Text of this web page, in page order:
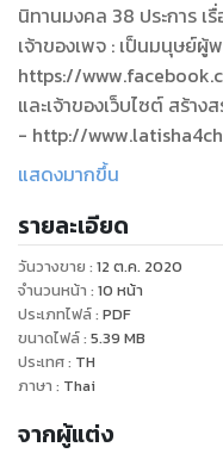
นิทานมงคล 38 ประการ เ
เจ้าของเพจ : เป็นมนุษย์
https://
และเจ้าของเว็บไซต์ สร้าง
- http://
- http://
-------------------
นิทานเรื่องนี้จะให้คุณถาม
คำตอบคือ
บุญ คือสิ่งซึ่งเกิดขึ้นในจิตใ
ความเศร้าหมองขุ่นมัว ก้าวขึ้นสู่ภูมิที่ดี เกิดขึ้นจากการที่ใจสงบ
ทำให้เลือกคิดเฉพาะสิ่งที่ดี ที่ถู
แสดงมากขึ้น
รายละเอียด
วันวางขาย : 12 ต.ค. 2020
จำนวนหน้า : 10 หน้า
ประเภทไฟล์: PDF
ขนาดไฟล์: 5.39 MB
ประเทศ: TH
ภาษา : Thai
จากผู้แต่ง